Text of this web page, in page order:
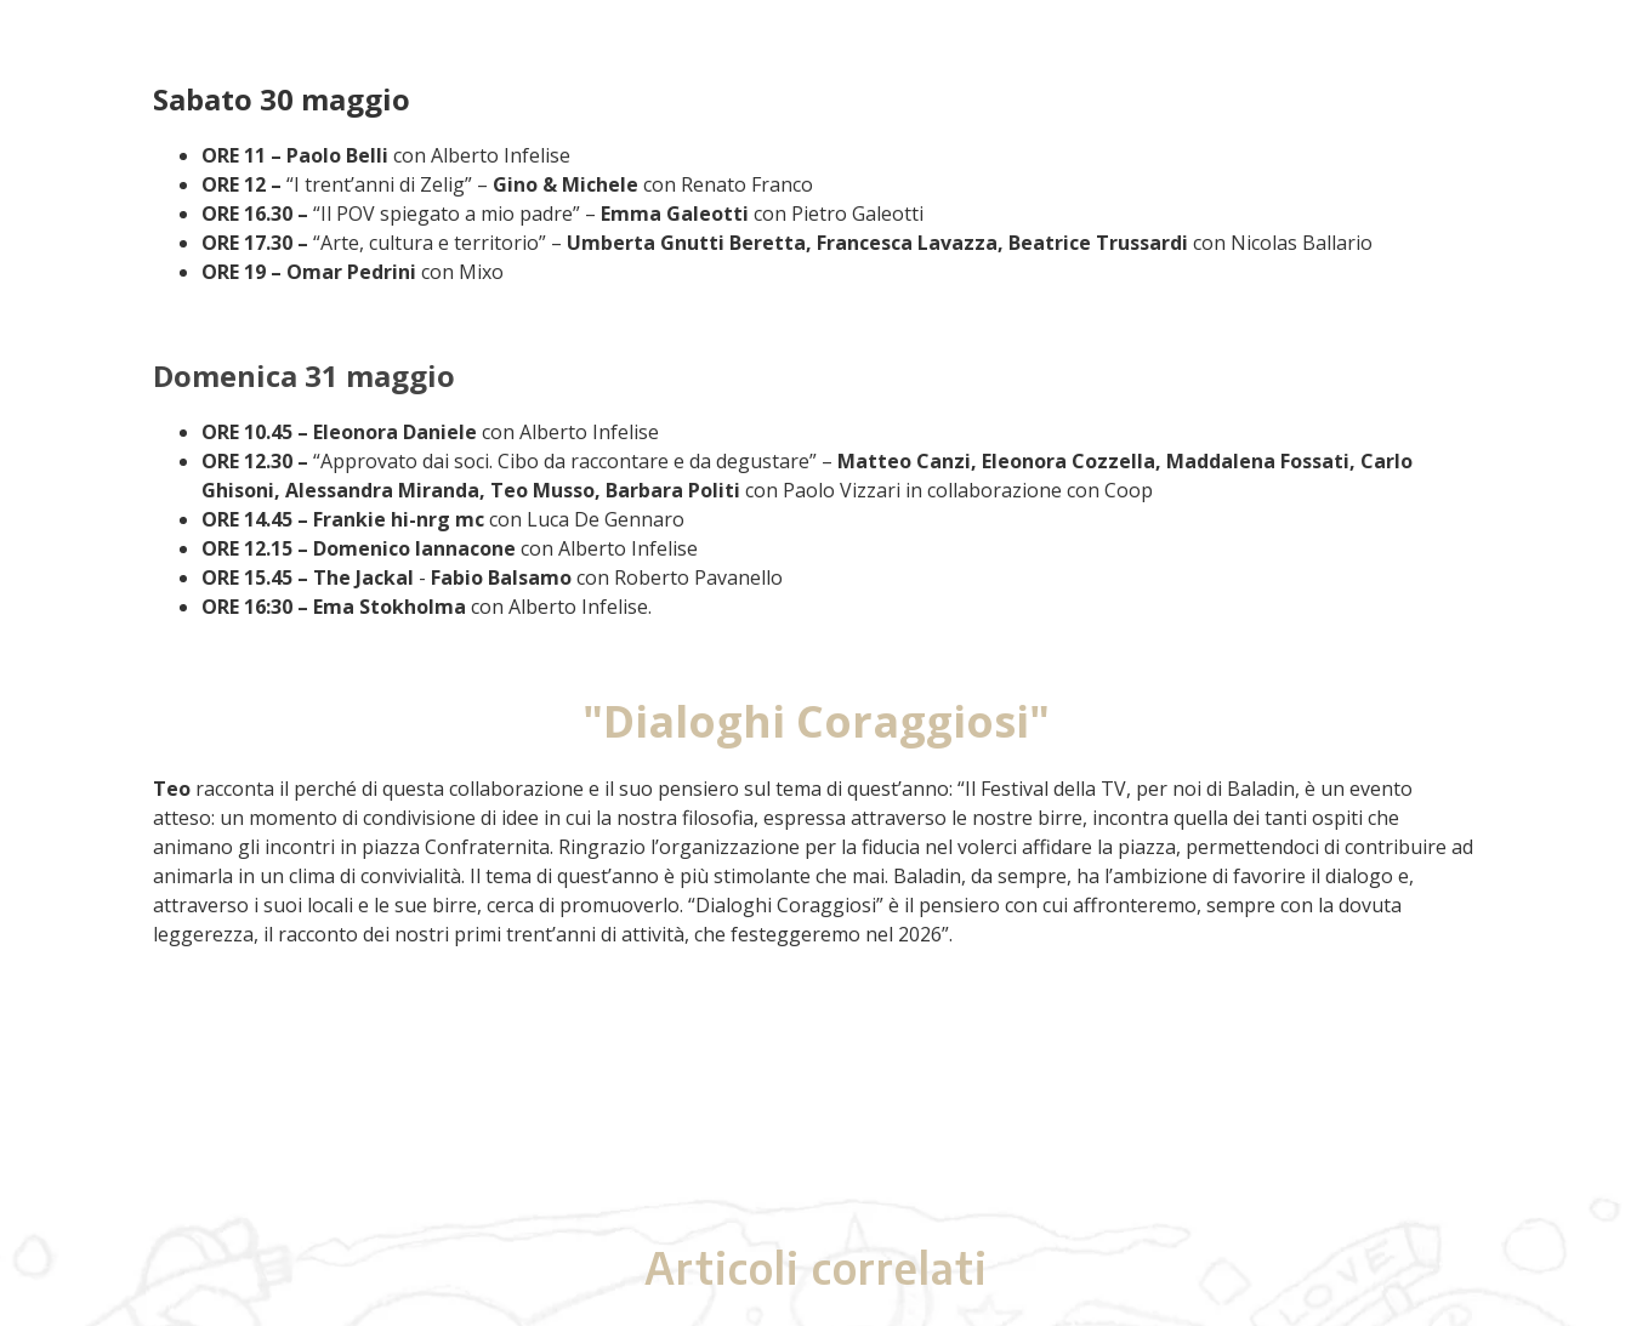
Sabato 30 maggio
ORE 11 – Paolo Belli con Alberto Infelise
ORE 12 – “I trent’anni di Zelig” – Gino & Michele con Renato Franco
ORE 16.30 – “Il POV spiegato a mio padre” – Emma Galeotti con Pietro Galeotti
ORE 17.30 – “Arte, cultura e territorio” – Umberta Gnutti Beretta, Francesca Lavazza, Beatrice Trussardi con Nicolas Ballario
ORE 19 – Omar Pedrini con Mixo
Domenica 31 maggio
ORE 10.45 – Eleonora Daniele con Alberto Infelise
ORE 12.30 – “Approvato dai soci. Cibo da raccontare e da degustare” – Matteo Canzi, Eleonora Cozzella, Maddalena Fossati, Carlo
Ghisoni, Alessandra Miranda, Teo Musso, Barbara Politi con Paolo Vizzari in collaborazione con Coop
ORE 14.45 – Frankie hi-nrg mccon Luca De Gennaro
ORE 12.15 – Domenico Iannacone con Alberto Infelise
ORE 15.45 – The Jackal - Fabio Balsamocon Roberto Pavanello
ORE 16:30 – Ema Stokholma con Alberto Infelise.
"Dialoghi Coraggiosi"
Teo racconta il perché di questa collaborazione e il suo pensiero sul tema di quest’anno: “Il Festival della TV, per noi di Baladin, è un evento
atteso: un momento di condivisione di idee in cui la nostra filosofia, espressa attraverso le nostre birre, incontra quella dei tanti ospiti che
animano gli incontri in piazza Confraternita. Ringrazio l’organizzazione per la fiducia nel volerci affidare la piazza, permettendoci di contribuire ad
animarla in un clima di convivialità. Il tema di quest’anno è più stimolante che mai. Baladin, da sempre, ha l’ambizione di favorire il dialogo e,
attraverso i suoi locali e le sue birre, cerca di promuoverlo. “Dialoghi Coraggiosi” è il pensiero con cui affronteremo, sempre con la dovuta
leggerezza, il racconto dei nostri primi trent’anni di attività, che festeggeremo nel 2026”.
Articoli correlati